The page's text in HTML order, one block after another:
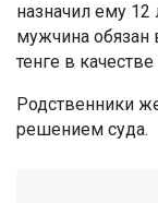
назначил ему
мужчина обязан
тенге в
Родственники
решением суда.